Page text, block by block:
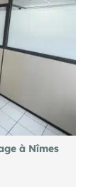
à Nîmes